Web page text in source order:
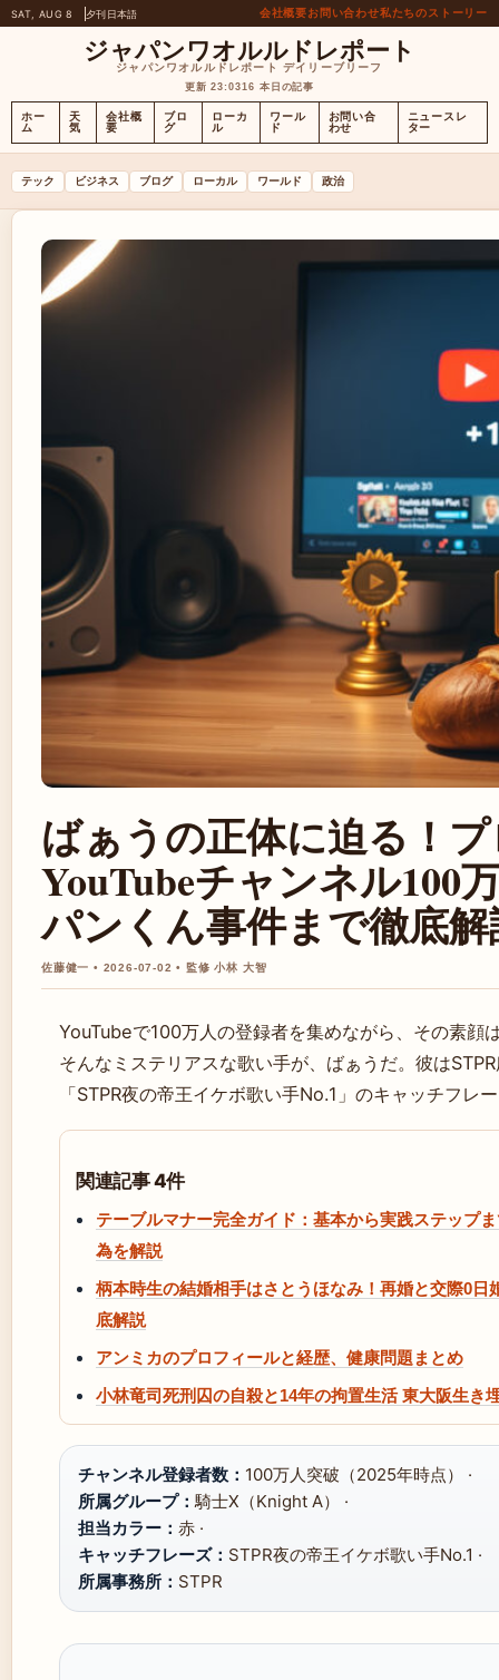
SAT, AUG 8 夕刊日本語 会社概要お問い合わせ私たちのストーリー
ジャパンワオルルドレポート
ジャパンワオルルドレポート デイリーブリーフ
更新 23:0316 本日の記事
ホー
ム
天
気
会社概
要
ブロ
グ
ローカ
ル
ワール
ド
お問い合
わせ
ニュースレ
ター
テック ビジネス ブログ ローカル ワールド 政治
ばぁうの正体に迫る！
YouTubeチャンネル100
パンくん事件まで徹底
佐藤健一 • 2026-07-02 • 監修 小林 大智
YouTubeで100万人の登録者を集めながら、その素顔
そんなミステリアスな歌い手が、ばぁうだ。彼は
「STPR夜の帝王イケボ歌い手No.1」のキャッチフレ
関連記事 4件
テーブルマナー完全ガイド：基本から実践ステップ
為を解説
柄本時生の結婚相手はさとうほなみ！再婚と交際0
底解説
アンミカのプロフィールと経歴、健康問題まとめ
小林竜司死刑囚の自殺と14年の拘置生活 東大阪生き
チャンネル登録者数： 100万人突破（2025年時点） ·
所属グループ： 騎士X（Knight A） ·
担当カラー： 赤 ·
キャッチフレーズ： STPR夜の帝王イケボ歌い手No.1 ·
所属事務所： STPR